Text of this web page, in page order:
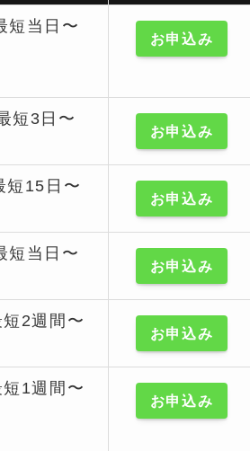
短当日〜
お申込み
短3日〜
お申込み
短15日〜
お申込み
短当日〜
お申込み
短2週間〜
お申込み
短1週間〜
お申込み